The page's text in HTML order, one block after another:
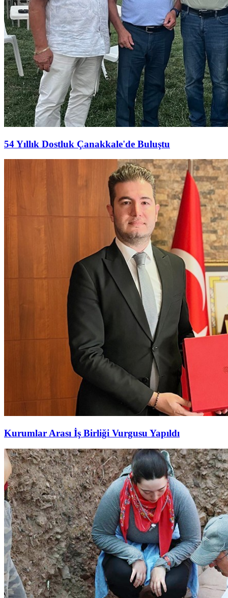
54 Yıllık Dostluk Çanakkale'de Buluştu
Kurumlar Arası İş Birliği Vurgusu Yapıldı